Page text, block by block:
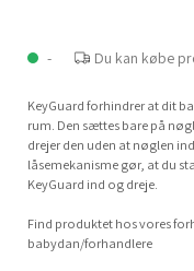
- Du kan købe
KeyGuard forhindrer at dit
rum. Den sættes bare på
drejer den uden at nøglen
låsemekanisme gør, at du
KeyGuard ind og dreje.
Find produktet hos vores
babydan/forhandlere